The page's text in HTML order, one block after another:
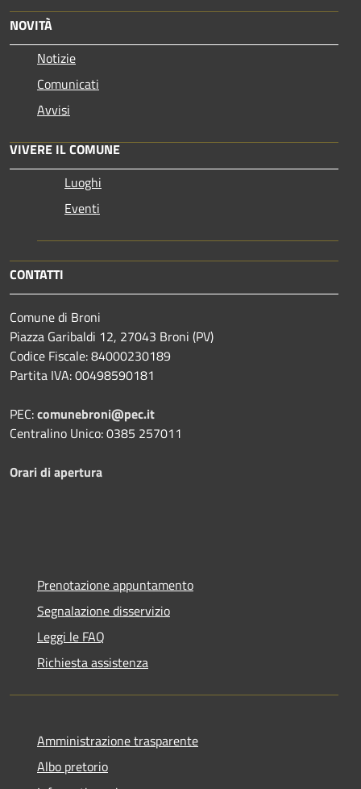
NOVITÀ
Notizie
Comunicati
Avvisi
VIVERE IL COMUNE
Luoghi
Eventi
CONTATTI
Comune di Broni
Piazza Garibaldi 12, 27043 Broni (PV)
Codice Fiscale: 84000230189
Partita IVA: 00498590181
PEC:comunebroni@pec.it
Centralino Unico: 0385 257011
Orari di apertura
Prenotazione appuntamento
Segnalazione disservizio
Leggi le FAQ
Richiesta assistenza
Amministrazione trasparente
Albo pretorio